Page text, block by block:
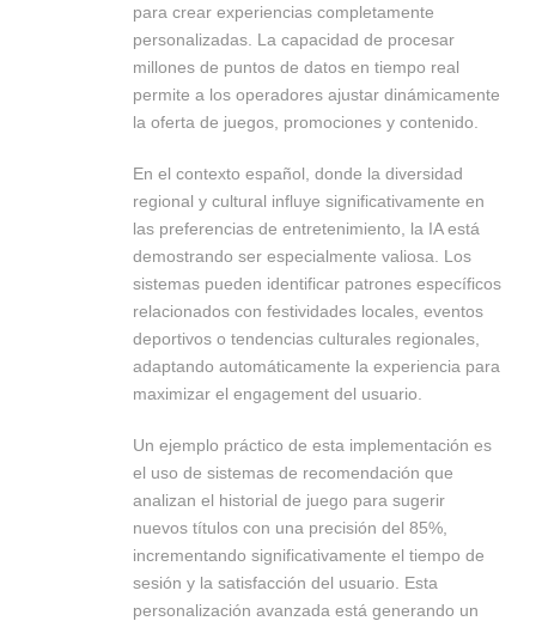
para crear experiencias completamente
personalizadas. La capacidad de procesar
millones de puntos de datos en tiempo real
permite a los operadores ajustar dinámicamente
la oferta de juegos, promociones y contenido.
En el contexto español, donde la diversidad
regional y cultural influye significativamente en
las preferencias de entretenimiento, la IA está
demostrando ser especialmente valiosa. Los
sistemas pueden identificar patrones específicos
relacionados con festividades locales, eventos
deportivos o tendencias culturales regionales,
adaptando automáticamente la experiencia para
maximizar el engagement del usuario.
Un ejemplo práctico de esta implementación es
el uso de sistemas de recomendación que
analizan el historial de juego para sugerir
nuevos títulos con una precisión del 85%,
incrementando significativamente el tiempo de
sesión y la satisfacción del usuario. Esta
personalización avanzada está generando un